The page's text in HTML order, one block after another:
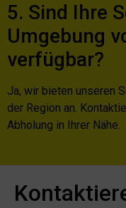
5. Sind Ihre
Umgebung
verfügbar?
Ja, wir bieten unseren
der Region an.
Abholung in Ihrer Nähe.